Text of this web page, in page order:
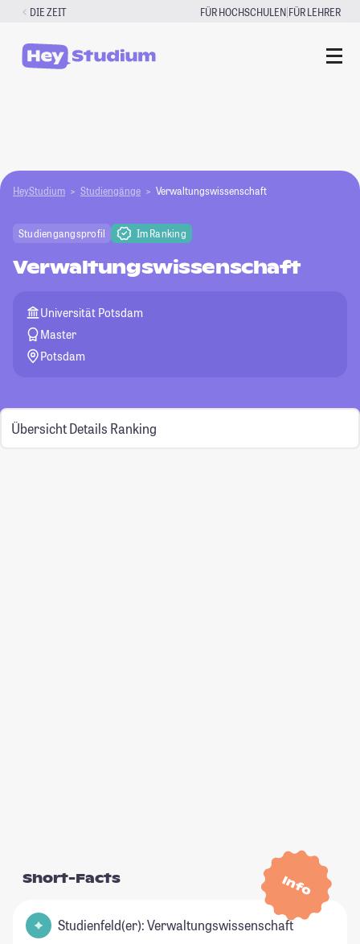
Zum
springen
DIE ZEIT FÜR HOCHSCHULEN|FÜR LEHRER
HeyStudium Studiengänge Verwaltungswissenschaft
Studiengangsprofil Im Ranking
Verwaltungswissenschaft
Universität Potsdam
Master
Potsdam
Übersicht Details Ranking
Info
Short-Facts
Studienfeld(er): Verwaltungswissenschaft